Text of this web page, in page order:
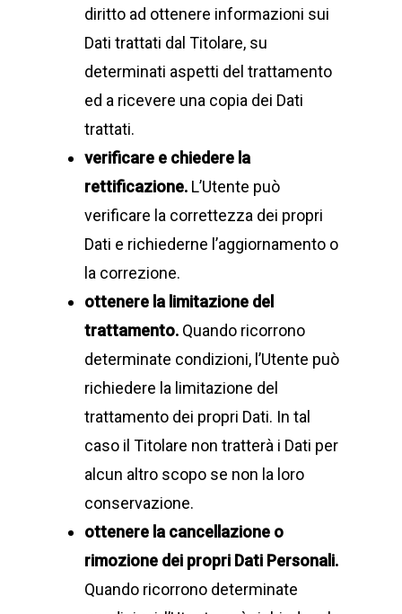
diritto ad ottenere informazioni sui
Dati trattati dal Titolare, su
determinati aspetti del trattamento
ed a ricevere una copia dei Dati
trattati.
verificare e chiedere la
rettificazione. L’Utente può
verificare la correttezza dei propri
Dati e richiederne l’aggiornamento o
la correzione.
ottenere la limitazione del
trattamento. Quando ricorrono
determinate condizioni, l’Utente può
richiedere la limitazione del
trattamento dei propri Dati. In tal
caso il Titolare non tratterà i Dati per
alcun altro scopo se non la loro
conservazione.
ottenere la cancellazione o
rimozione dei propri Dati Personali.
Quando ricorrono determinate